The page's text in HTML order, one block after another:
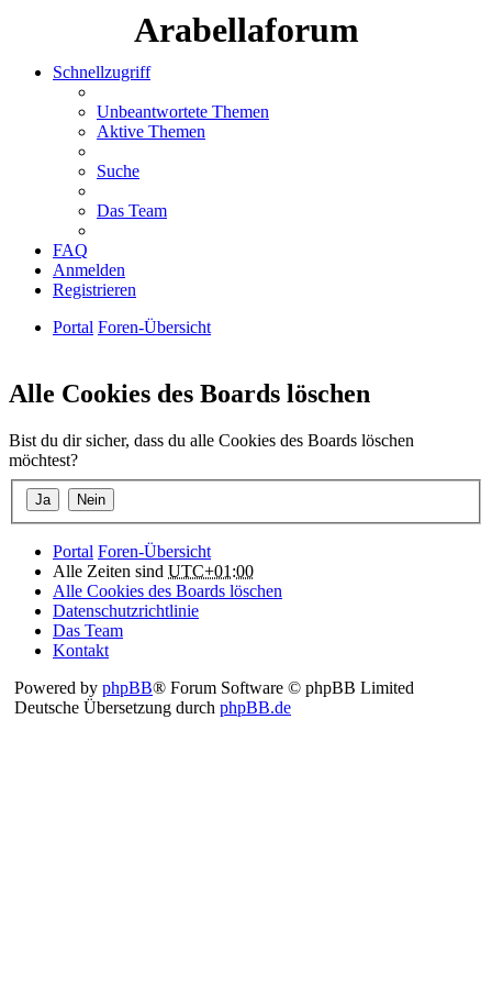
Arabellaforum
Schnellzugriff
Unbeantwortete Themen
Aktive Themen
Suche
Das Team
FAQ
Anmelden
Registrieren
Portal Foren-Übersicht
Alle Cookies des Boards löschen
Bist du dir sicher, dass du alle Cookies des Boards löschen
möchtest?
Portal Foren-Übersicht
Alle Zeiten sind UTC+01:00
Alle Cookies des Boards löschen
Datenschutzrichtlinie
Das Team
Kontakt
Powered by phpBB® Forum Software © phpBB Limited
Deutsche Übersetzung durch phpBB.de